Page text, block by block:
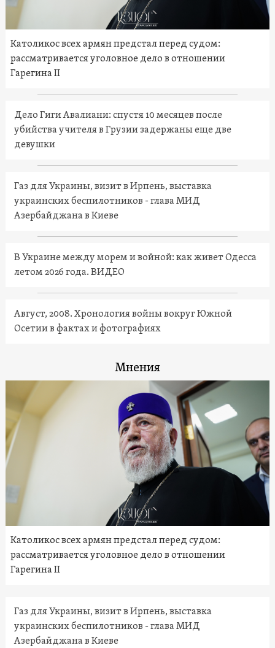
Католикос всех армян предстал перед судом:
рассматривается уголовное дело в отношении
Гарегина II
Дело Гиги Авалиани: спустя 10 месяцев после
убийства учителя в Грузии задержаны еще две
девушки
Газ для Украины, визит в Ирпень, выставка
украинских беспилотников - глава МИД
Азербайджана в Киеве
В Украине между морем и войной: как живет Одесса
летом 2026 года. ВИДЕО
Август, 2008. Хронология войны вокруг Южной
Осетии в фактах и фотографиях
Мнения
Католикос всех армян предстал перед судом:
рассматривается уголовное дело в отношении
Гарегина II
Газ для Украины, визит в Ирпень, выставка
украинских беспилотников - глава МИД
Азербайджана в Киеве